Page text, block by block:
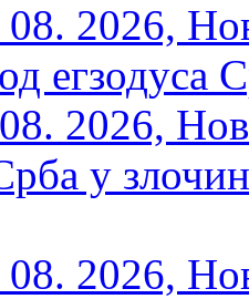
2026,
егзодуса
2026,
у
2026,